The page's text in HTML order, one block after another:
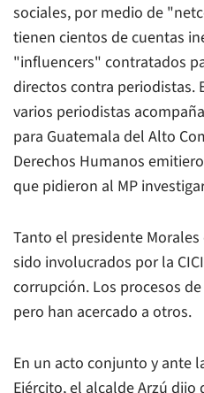
sociales, por medio de
tienen cientos de cuentas
"influencers" contratados
directos contra periodistas.
varios periodistas
para Guatemala del Alto
Derechos Humanos
que pidieron al MP
Tanto el presidente
sido involucrados por la
corrupción. Los procesos
pero han acercado a otros.
En un acto conjunto y ante
Ejército, el alcalde Arzú dijo